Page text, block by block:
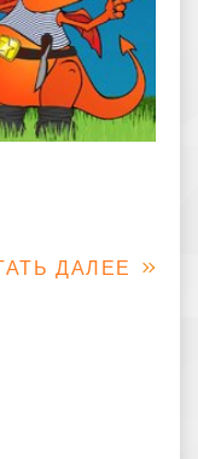
ДАЛЕЕ